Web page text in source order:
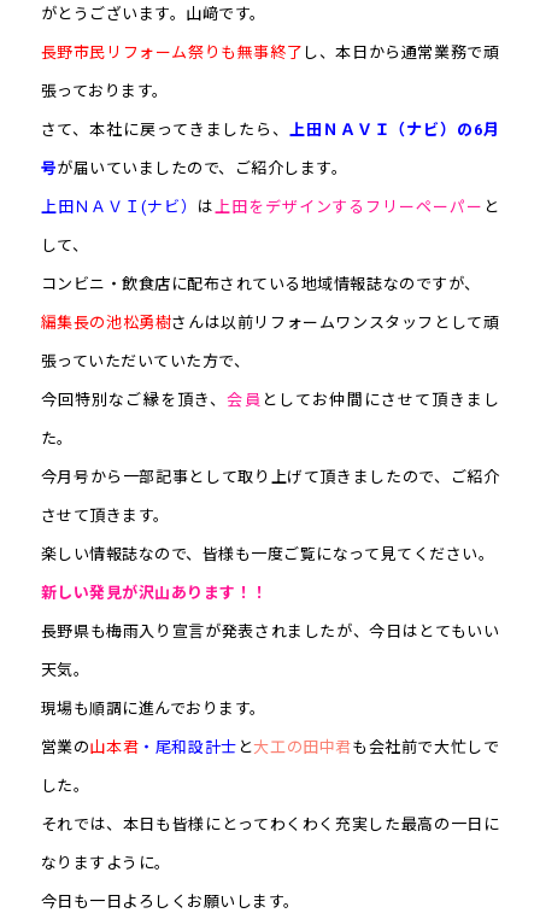
がとうございます。山﨑です。
長野市民リフォーム祭りも無事終了 し、本日から通常業務で頑
張っております。
さて、本社に戻ってきましたら、上田ＮＡＶＩ（ナビ）の6月
号が届いていましたので、ご紹介します。
上田ＮＡＶＩ(ナビ） は上田をデザインするフリーペーパー と
して、
コンビニ・飲食店に配布されている地域情報誌なのですが、
編集長の池松勇樹さんは以前リフォームワンスタッフとして頑
張っていただいていた方で、
今回特別なご縁を頂き、会員 としてお仲間にさせて頂きまし
た。
今月号から一部記事として取り上げて頂きましたので、ご紹介
させて頂きます。
楽しい情報誌なので、皆様も一度ご覧になって見てください。
新しい発見が沢山あります！！
長野県も梅雨入り宣言が発表されましたが、今日はとてもいい
天気。
現場も順調に進んでおります。
営業の山本君 ・尾和設計士 と大工の田中君も会社前で大忙しで
した。
それでは、本日も皆様にとってわくわく充実した最高の一日に
なりますように。
今日も一日よろしくお願いします。